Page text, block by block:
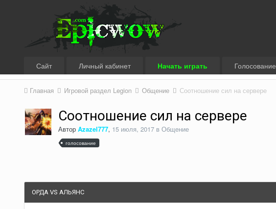
Сайт Личный кабинет Начать играть Голосование
Главная Игровой раздел Legion Общение Соотношение сил на сервере
Соотношение сил на сервере
Автор Azazel777, 15 июля, 2017в Общение
голосование
ОРДА VS АЛЬЯНС